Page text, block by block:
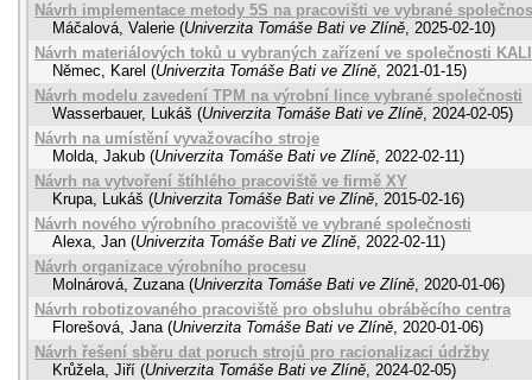
Návrh implementace metody 5S na pracovišti ve vybrané
Máčalová, Valerie (Univerzita Tomáše Bati ve Zlíně, 2025-02-10)
Návrh materiálových toků u vybraných zařízení ve společnosti
Němec, Karel (Univerzita Tomáše Bati ve Zlíně, 2021-01-15)
Návrh modelu zavedení TPM na výrobní lince vybrané společnosti
Wasserbauer, Lukáš (Univerzita Tomáše Bati ve Zlíně, 2024-02-05)
Návrh na umístění vyvažovacího stroje
Molda, Jakub (Univerzita Tomáše Bati ve Zlíně, 2022-02-11)
Návrh na vytvoření štíhlého pracoviště ve firmě XY
Krupa, Lukáš (Univerzita Tomáše Bati ve Zlíně, 2015-02-16)
Návrh nového výrobního pracoviště ve vybrané společnosti
Alexa, Jan (Univerzita Tomáše Bati ve Zlíně, 2022-02-11)
Návrh organizace výrobního procesu
Molnárová, Zuzana (Univerzita Tomáše Bati ve Zlíně, 2020-01-06)
Návrh robotizovaného pracoviště pro obsluhu obráběcího centra
Florešová, Jana (Univerzita Tomáše Bati ve Zlíně, 2020-01-06)
Návrh řešení sběru dat poruch strojů pro racionalizaci údržby
Krůžela, Jiří (Univerzita Tomáše Bati ve Zlíně, 2024-02-05)